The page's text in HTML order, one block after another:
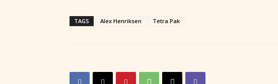
TAGS Alex Henriksen Tetra Pak